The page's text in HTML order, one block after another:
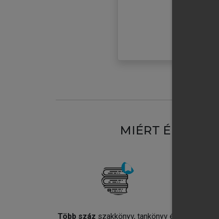
MIÉRT
Több száz szakkönyv, tankönyv és